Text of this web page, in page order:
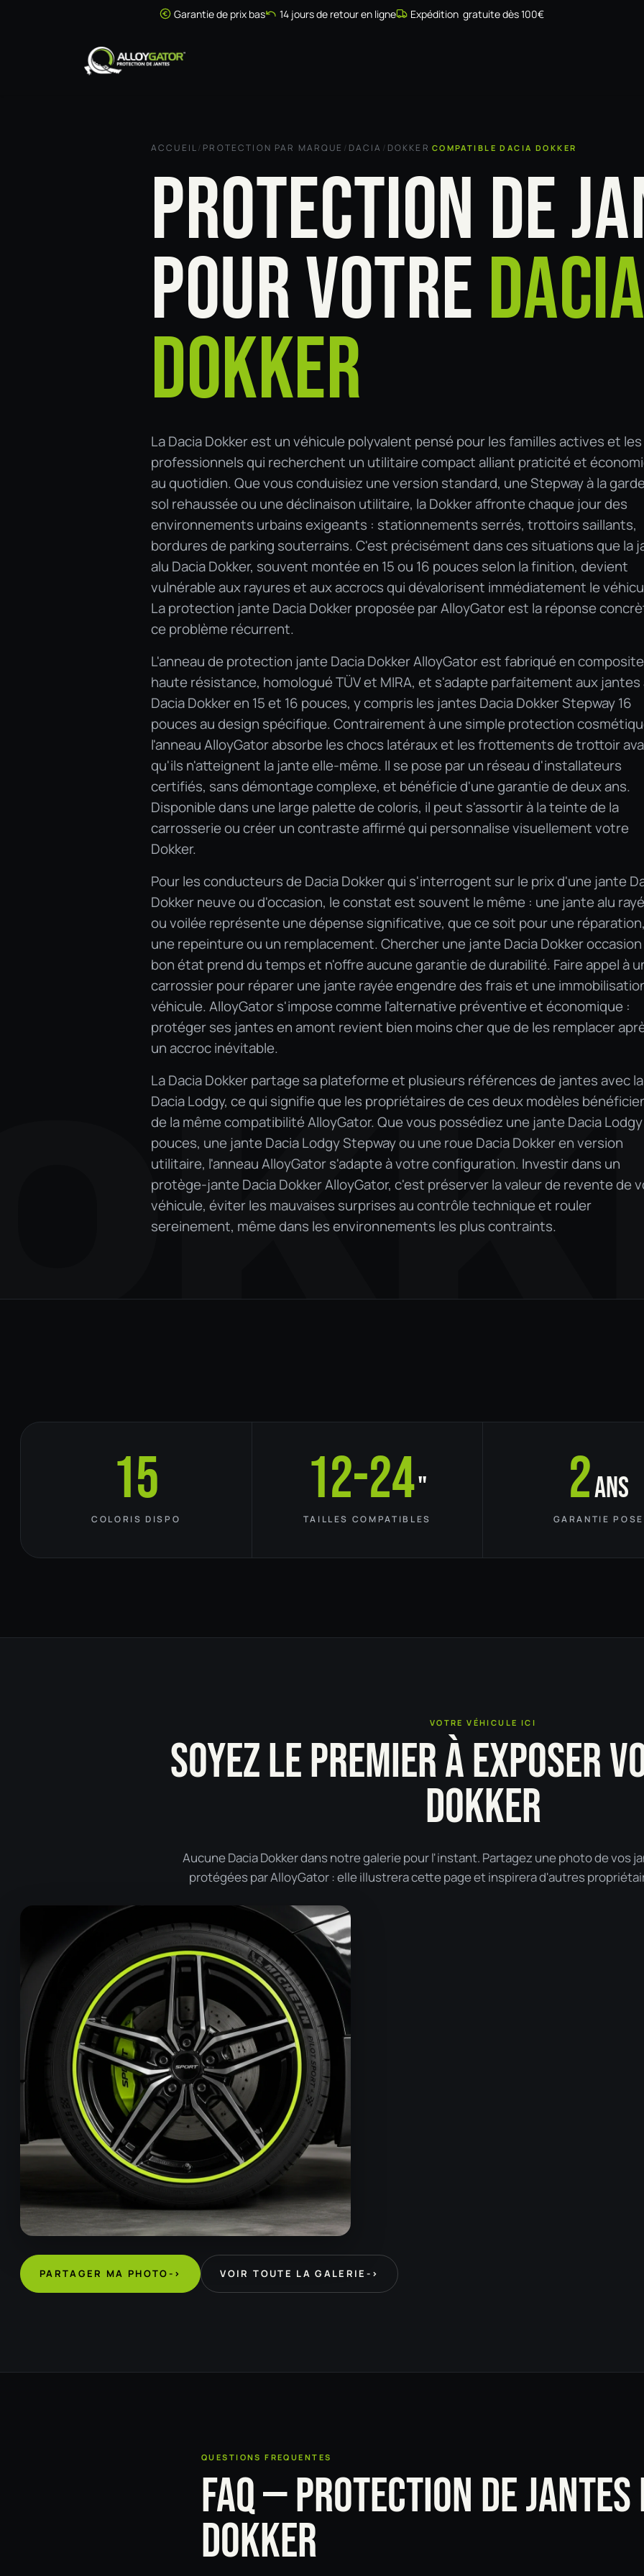
Garantie de prix bas 14 jours de retour en ligne Expédition gratuite dès 100€
ACCUEIL/ PROTECTION PAR MARQUE / DACIA / DOKKER COMPATIBLE DACIA DOKKER
PROTECTION DE
POUR VOTREDACIA
DOKKER
La Dacia Dokker est un véhicule polyvalent pensé pour les familles actives et les
professionnels qui recherchent un utilitaire compact alliant praticité et
au quotidien. Que vous conduisiez une version standard, une Stepway à la
sol rehaussée ou une déclinaison utilitaire, la Dokker affronte chaque jour des
environnements urbains exigeants : stationnements serrés, trottoirs saillants,
bordures de parking souterrains. C'est précisément dans ces situations que la
alu Dacia Dokker, souvent montée en 15 ou 16 pouces selon la finition, devient
vulnérable aux rayures et aux accrocs qui dévalorisent immédiatement le
La protection jante Dacia Dokker proposée par AlloyGator est la réponse
ce problème récurrent.
L'anneau de protection jante Dacia Dokker AlloyGator est fabriqué en composite
haute résistance, homologué TÜV et MIRA, et s'adapte parfaitement aux jantes
Dacia Dokker en 15 et 16 pouces, y compris les jantes Dacia Dokker Stepway 16
pouces au design spécifique. Contrairement à une simple protection
l'anneau AlloyGator absorbe les chocs latéraux et les frottements de trottoir
qu'ils n'atteignent la jante elle-même. Il se pose par un réseau d'installateurs
certifiés, sans démontage complexe, et bénéficie d'une garantie de deux ans.
Disponible dans une large palette de coloris, il peut s'assortir à la teinte de la
carrosserie ou créer un contraste affirmé qui personnalise visuellement votre
Dokker.
Pour les conducteurs de Dacia Dokker qui s'interrogent sur le prix d'une jante
Dokker neuve ou d'occasion, le constat est souvent le même : une jante alu
ou voilée représente une dépense significative, que ce soit pour une réparation,
une repeinture ou un remplacement. Chercher une jante Dacia Dokker
bon état prend du temps et n'offre aucune garantie de durabilité. Faire appel à
carrossier pour réparer une jante rayée engendre des frais et une
véhicule. AlloyGator s'impose comme l'alternative préventive et économique :
protéger ses jantes en amont revient bien moins cher que de les remplacer
un accroc inévitable.
La Dacia Dokker partage sa plateforme et plusieurs références de jantes avec la
Dacia Lodgy, ce qui signifie que les propriétaires de ces deux modèles
de la même compatibilité AlloyGator. Que vous possédiez une jante Dacia Lodgy
pouces, une jante Dacia Lodgy Stepway ou une roue Dacia Dokker en version
utilitaire, l'anneau AlloyGator s'adapte à votre configuration. Investir dans un
protège-jante Dacia Dokker AlloyGator, c'est préserver la valeur de revente de
véhicule, éviter les mauvaises surprises au contrôle technique et rouler
sereinement, même dans les environnements les plus contraints.
15
COLORIS DISPO
12-24"
TAILLES COMPATIBLES
2ans
GARANTIE POSE
VOTRE VÉHICULE ICI
SOYEZ LE PREMIER À EXPOSER
DOKKER
Aucune Dacia Dokker dans notre galerie pour l'instant. Partagez une photo de vos
protégées par AlloyGator : elle illustrera cette page et inspirera d'autres
PARTAGER MA PHOTO-> VOIR TOUTE LA GALERIE ->
QUESTIONS FREQUENTES
FAQ — PROTECTION DE
DOKKER